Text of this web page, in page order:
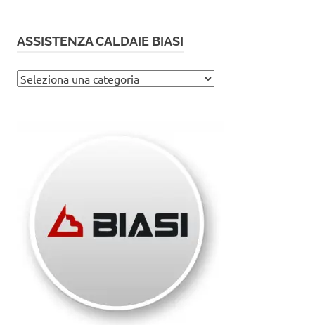
ASSISTENZA CALDAIE BIASI
Assistenza